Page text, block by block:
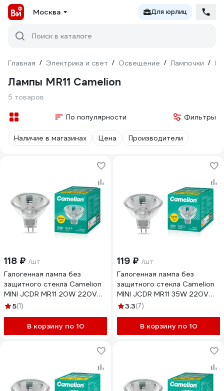
Москва Для юрлиц
Поиск в каталоге
Главная / Электрика и свет / Освещение / Лампочки /
Лампы MR11 Camelion
5 товаров
По популярности Фильтры
Наличие в магазинах Цена Производители
118 ₽ /шт
Галогенная лампа без
защитного стекла Camelion
MINI JCDR MR11 20W 220V
35mm 7091
5(1)
В корзину по 10
119 ₽ /шт
Галогенная лампа без
защитного стекла Camelion
MINI JCDR MR11 35W 220V
35mm 7092
3.3(7)
В корзину по 10